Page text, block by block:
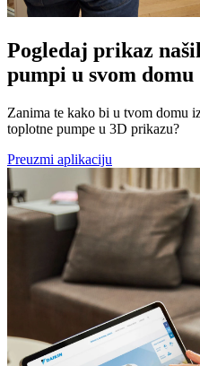
Pogledaj prikaz
pumpi u svom domu
Zanima te kako bi u tvom domu
toplotne pumpe u 3D prikazu?
Preuzmi aplikaciju